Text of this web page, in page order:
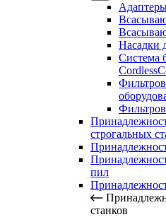
Насадки
Система
строгальных
пил
станков